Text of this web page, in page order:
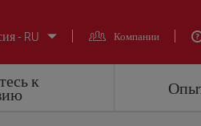
- RU
Компании
к